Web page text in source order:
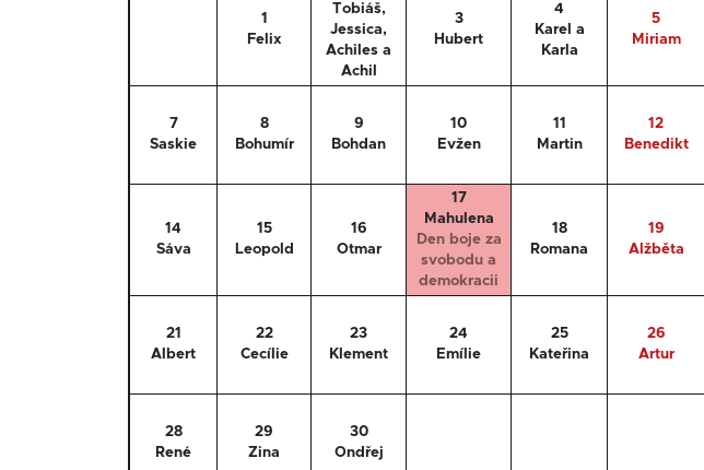
1
Felix
Tobiáš,
Jessica,
Achiles a
Achil
3
Hubert
4
Karel a
Karla
5
Miriam
7
Saskie
8
Bohumír
9
Bohdan
10
Evžen
11
Martin
12
Benedikt
14
Sáva
15
Leopold
16
Otmar
17
Mahulena
Den boje za
svobodu a
demokracii
18
Romana
19
Alžběta
21
Albert
22
Cecílie
23
Klement
24
Emílie
25
Kateřina
26
Artur
28
René
29
Zina
30
Ondřej